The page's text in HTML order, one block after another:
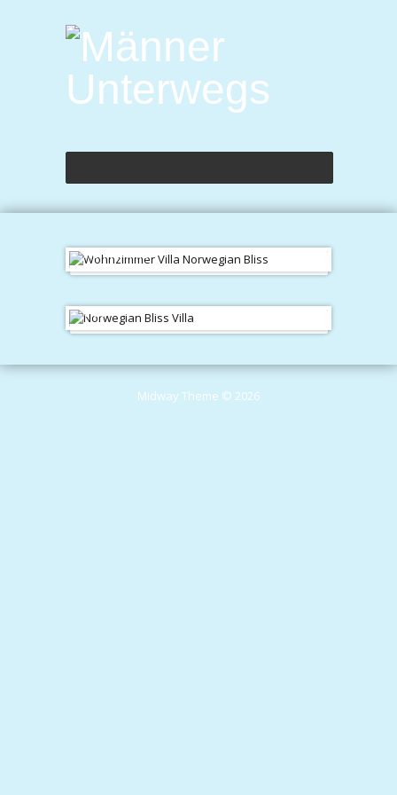
Wohnzimmer
Villa
Midway Theme © 2026